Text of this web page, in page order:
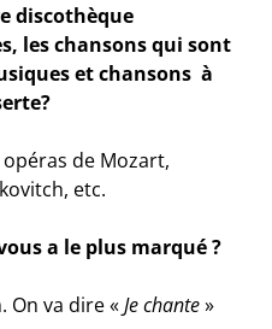
discothèque
les chansons qui sont
et chansons à
opéras de Mozart,
etc.
a le plus marqué ?
On va dire «Je chante»